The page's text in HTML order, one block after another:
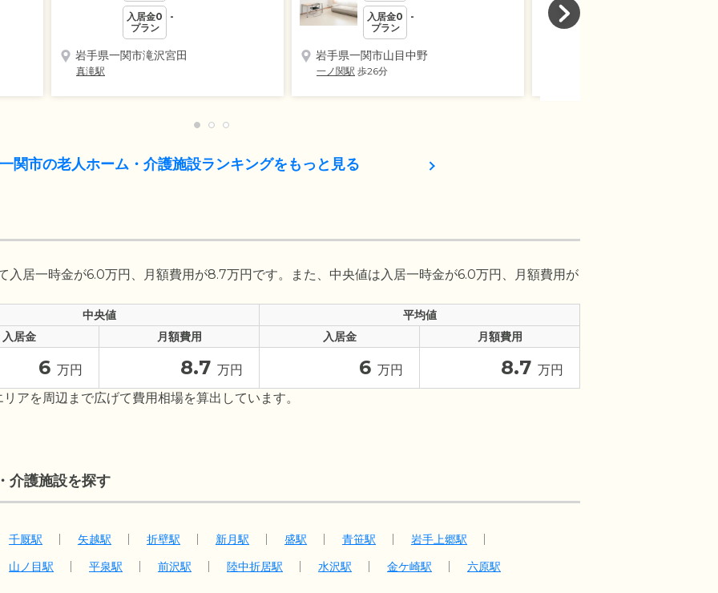
入居金0
プラン
-
岩手県一関市滝沢宮田
真滝駅
入居金0
プラン
-
岩手県一関市山目中野
一ノ関駅 歩26分
一関市の老人ホーム・介護施設ランキングをもっと見る
入居一時金が6.0万円、月額費用が8.7万円です。また、中央値は入居一時金が6.0万円、月額費用が
中央値
平均値
入居金
月額費用 入居金 月額費用
6 万円 8.7 万円 6 万円 8.7 万円
アを周辺まで広げて費用相場を算出しています。
介護施設を探す
千厩駅 矢越駅 折壁駅 新月駅 盛駅 青笹駅
岩手上郷駅
山ノ目駅
平泉駅 前沢駅 陸中折居駅 水沢駅 金ケ崎駅 六原駅